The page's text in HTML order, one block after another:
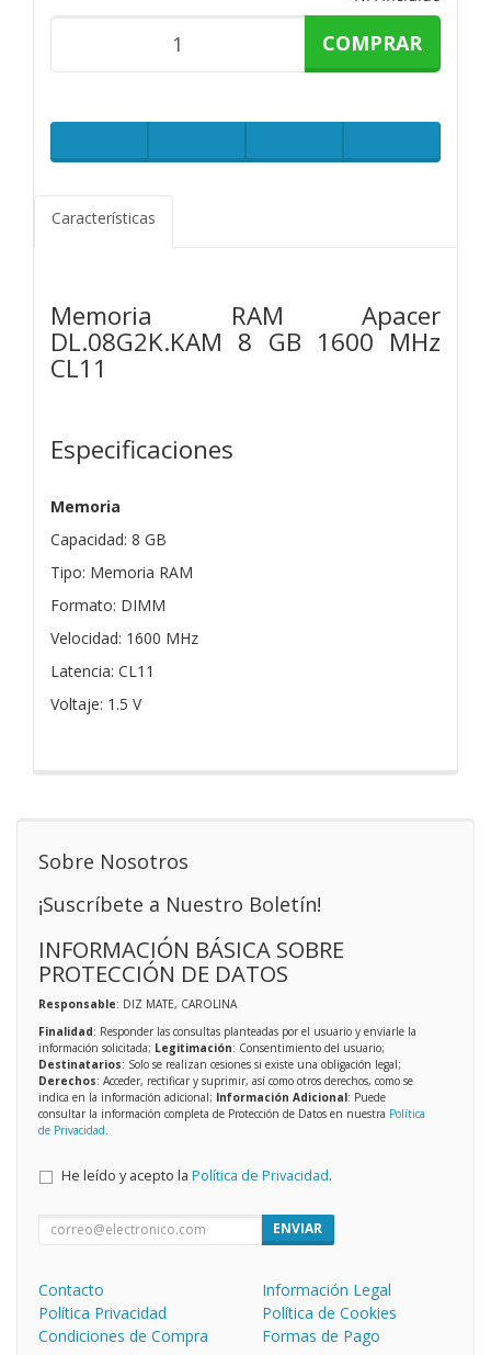
COMPRAR
Características
Memoria RAM Apacer
DL.08G2K.KAM 8 GB 1600 MHz
CL11
Especificaciones
Memoria
Capacidad: 8 GB
Tipo: Memoria RAM
Formato: DIMM
Velocidad: 1600 MHz
Latencia: CL11
Voltaje: 1.5 V
Sobre Nosotros
¡Suscríbete a Nuestro Boletín!
INFORMACIÓN BÁSICA SOBRE
PROTECCIÓN DE DATOS
Responsable: DIZ MATE, CAROLINA
Finalidad: Responder las consultas planteadas por el usuario y enviarle la
información solicitada; Legitimación: Consentimiento del usuario;
Destinatarios: Solo se realizan cesiones si existe una obligación legal;
Derechos: Acceder, rectificar y suprimir, así como otros derechos, como se
indica en la información adicional; Información Adicional: Puede
consultar la información completa de Protección de Datos en nuestra Política
de Privacidad
He leído y acepto la Política de Privacidad.
ENVIAR
Contacto
Información Legal
Política Privacidad
Política de Cookies
Condiciones de Compra
Formas de Pago